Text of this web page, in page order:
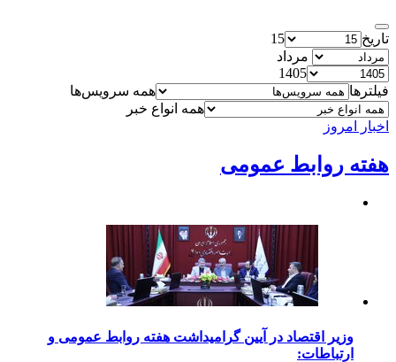
تاریخ
15
مرداد
1405
فیلترها
همه سرویس‌ها
همه انواع خبر
اخبار امروز
هفته روابط عمومی
وزیر اقتصاد در آیین گرامیداشت هفته روابط عمومی و
ارتباطات: